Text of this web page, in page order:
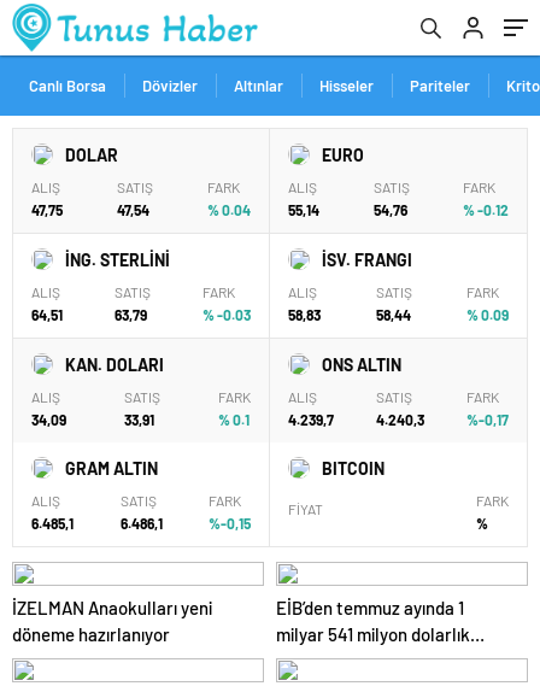
Canlı Borsa Dövizler Altınlar Hisseler Pariteler
DOLAR
ALIŞ
47,75
SATIŞ
47,54
FARK
% 0.04
EURO
ALIŞ
55,14
SATIŞ
54,76
FARK
% -0.12
İNG. STERLİNİ
ALIŞ
64,51
SATIŞ
63,79
FARK
% -0.03
İSV. FRANGI
ALIŞ
58,83
SATIŞ
58,44
FARK
% 0.09
KAN. DOLARI
ALIŞ
34,09
SATIŞ
33,91
FARK
% 0.1
ONS ALTIN
ALIŞ
4.239,7
SATIŞ
4.240,3
FARK
%-0,17
GRAM ALTIN
ALIŞ
6.485,1
SATIŞ
6.486,1
FARK
%-0,15
BITCOIN
FİYAT
FARK
%
İZELMAN Anaokulları yeni
döneme hazırlanıyor
EİB’den temmuz ayında 1
milyar 541 milyon dolarlık
ihracat